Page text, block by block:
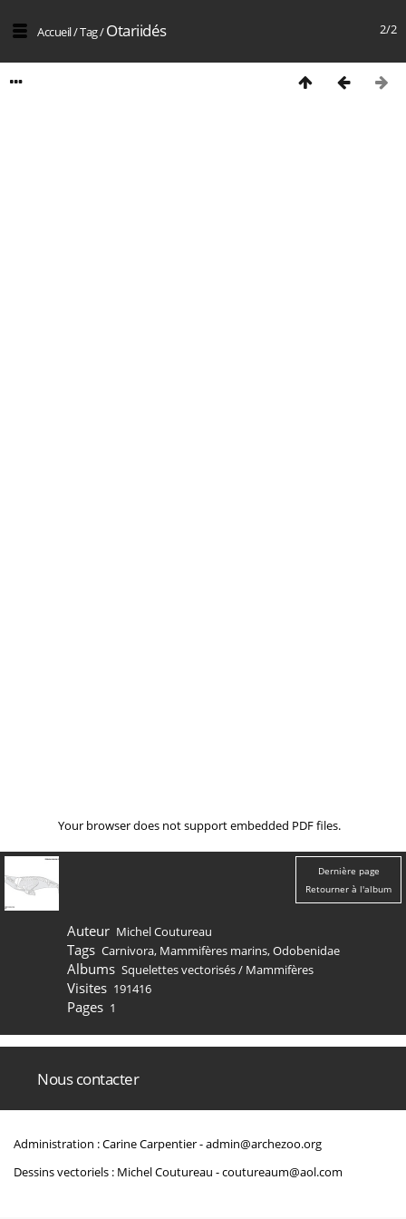
2/2
Accueil/Tag/Otariidés
Your browser does not support embedded PDF files.
Dernière page
Retourner à l'album
Auteur Michel Coutureau
Tags Carnivora, Mammifères marins,Odobenidae
Albums Squelettes vectorisés/ Mammifères
Visites 191416
Pages 1
Nous contacter
Administration : Carine Carpentier -admin@archezoo.org
Dessins vectoriels : Michel Coutureau -coutureaum@aol.com